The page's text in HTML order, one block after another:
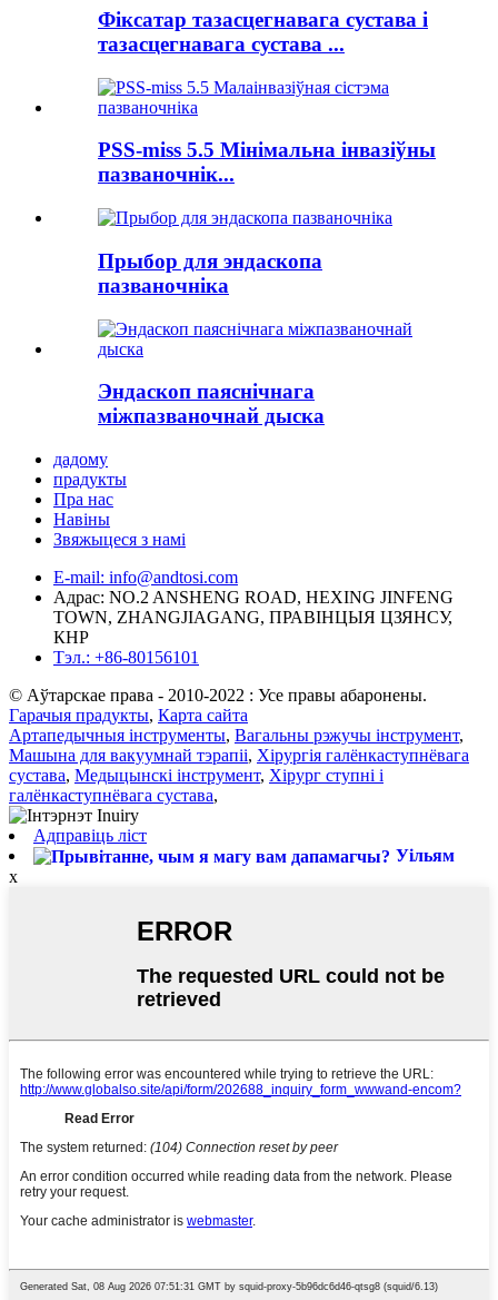
Фіксатар тазасцегнавага сустава і
тазасцегнавага сустава ...
PSS-miss 5.5 Мінімальна інвазіўны
пазваночнік...
Прыбор для эндаскопа
пазваночніка
Эндаскоп паяснічнага
міжпазваночнай дыска
дадому
прадукты
Пра нас
Навіны
Звяжыцеся з намі
E-mail: info@andtosi.com
Адрас: NO.2 ANSHENG ROAD, HEXING JINFENG
TOWN, ZHANGJIAGANG, ПРАВІНЦЫЯ ЦЗЯНСУ,
КНР
Тэл.: +86-80156101
© Аўтарскае права - 2010-2022 : Усе правы абаронены.
Гарачыя прадукты, Карта сайта
Артапедычныя інструменты, Вагальны рэжучы інструмент,
Машына для вакуумнай тэрапіі, Хірургія галёнкаступнёвага
сустава, Медыцынскі інструмент, Хірург ступні і
галёнкаступнёвага сустава,
Адправіць ліст
Уільям
x